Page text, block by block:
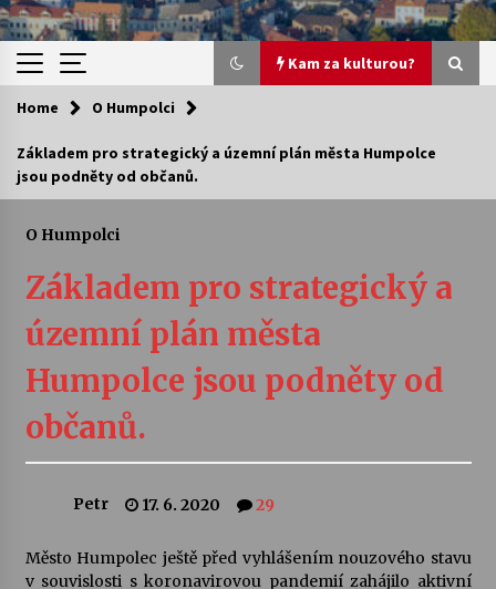
Kam za kulturou?
Kam za kulturou?
Letní koncerty ve Stromovce: Ars Camerata a
Vernisáž výstavy Josefíny Duškové: Stávám se
kapkou
30. 7. 2026
Veselí muzikanti
šedesátka: 28. 7.–1. 8. 2026
Home O Humpolci
Základem pro strategický a územní plán města Humpolce
jsou podněty od občanů.
O Humpolci
Základem pro strategický a
územní plán města
Humpolce jsou podněty od
občanů.
Petr 17. 6. 2020 29
Město Humpolec ještě před vyhlášením nouzového stavu
v souvislosti s koronavirovou pandemií zahájilo aktivní